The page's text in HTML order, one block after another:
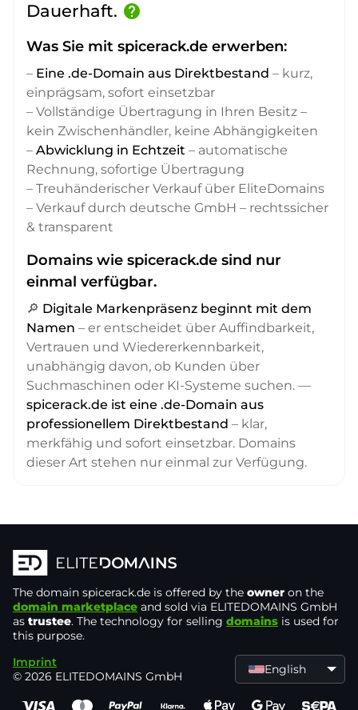
Dauerhaft. help
Was Sie mit spicerack.de erwerben:
– Eine .de-Domain aus Direktbestand – kurz,
einprägsam, sofort einsetzbar
– Vollständige Übertragung in Ihren Besitz –
kein Zwischenhändler, keine Abhängigkeiten
– Abwicklung in Echtzeit – automatische
Rechnung, sofortige Übertragung
– Treuhänderischer Verkauf über EliteDomains
– Verkauf durch deutsche GmbH – rechtssicher
& transparent
Domains wie spicerack.de sind nur
einmal verfügbar.
🔎 Digitale Markenpräsenz beginnt mit dem
Namen – er entscheidet über Auffindbarkeit,
Vertrauen und Wiedererkennbarkeit,
unabhängig davon, ob Kunden über
Suchmaschinen oder KI-Systeme suchen. —
spicerack.de ist eine .de-Domain aus
professionellem Direktbestand – klar,
merkfähig und sofort einsetzbar. Domains
dieser Art stehen nur einmal zur Verfügung.
The domain spicerack.de is offered by the owner on the
domain marketplace and sold via ELITEDOMAINS GmbH
as trustee. The technology for selling domains is used for
this purpose.
Imprint
© 2026 ELITEDOMAINS GmbH
English